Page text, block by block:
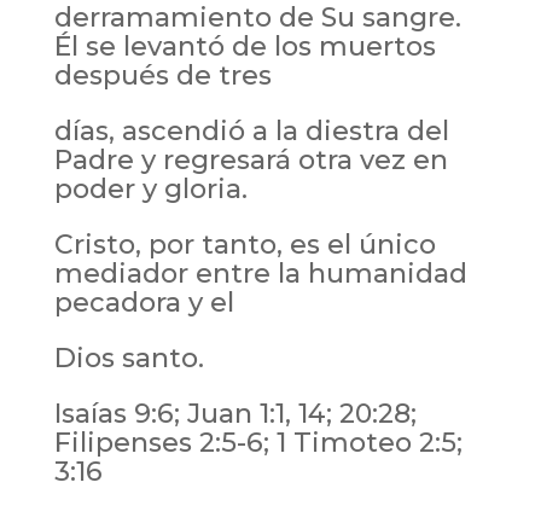
derramamiento de Su sangre.
Él se levantó de los muertos
después de tres
días, ascendió a la diestra del
Padre y regresará otra vez en
poder y gloria.
Cristo, por tanto, es el único
mediador entre la humanidad
pecadora y el
Dios santo.
Isaías 9:6; Juan 1:1, 14; 20:28;
Filipenses 2:5-6; 1 Timoteo 2:5;
3:16